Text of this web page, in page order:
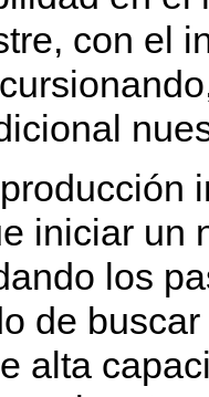
con el
iniciar un
los
de
alta